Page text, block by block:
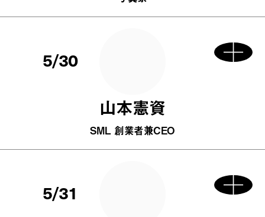
5/30
山本憲資
SML 創業者兼CEO
5/31